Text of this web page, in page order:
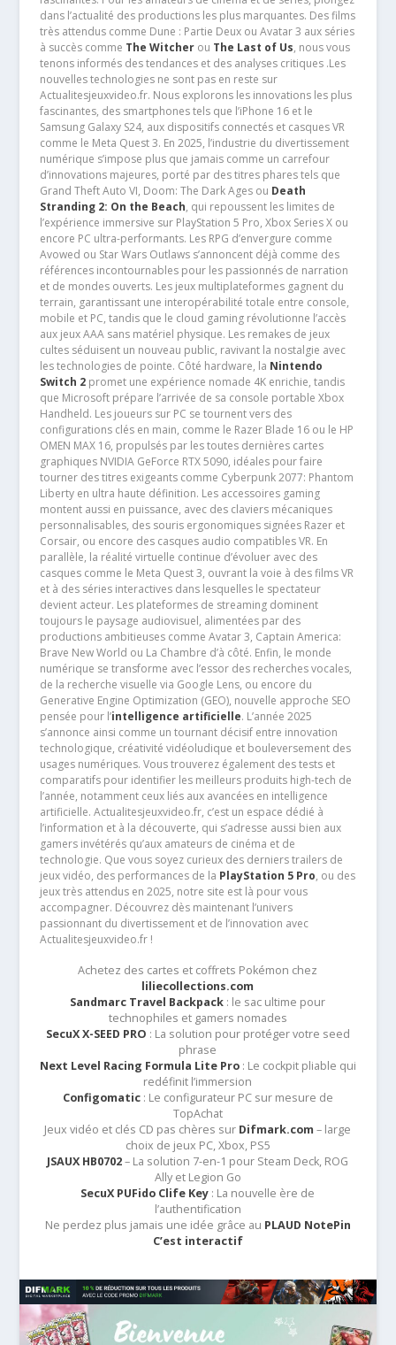
dans l’actualité des productions les plus marquantes. Des films
très attendus comme Dune : Partie Deux ou Avatar 3 aux séries
à succès comme The Witcherou The Last of Us, nous vous
tenons informés des tendances et des analyses critiques .Les
nouvelles technologies ne sont pas en reste sur
Actualitesjeuxvideo.fr. Nous explorons les innovations les plus
fascinantes, des smartphones tels que l’iPhone 16 et le
Samsung Galaxy S24, aux dispositifs connectés et casques VR
comme le Meta Quest 3. En 2025, l’industrie du divertissement
numérique s’impose plus que jamais comme un carrefour
d’innovations majeures, porté par des titres phares tels que
Grand Theft Auto VI, Doom: The Dark Ages ou Death
Stranding 2: On the Beach, qui repoussent les limites de
l’expérience immersive sur PlayStation 5 Pro, Xbox Series X ou
encore PC ultra-performants. Les RPG d’envergure comme
Avowed ou Star Wars Outlaws s’annoncent déjà comme des
références incontournables pour les passionnés de narration
et de mondes ouverts. Les jeux multiplateformes gagnent du
terrain, garantissant une interopérabilité totale entre console,
mobile et PC, tandis que le cloud gaming révolutionne l’accès
aux jeux AAA sans matériel physique. Les remakes de jeux
cultes séduisent un nouveau public, ravivant la nostalgie avec
les technologies de pointe. Côté hardware, la Nintendo
Switch 2promet une expérience nomade 4K enrichie, tandis
que Microsoft prépare l’arrivée de sa console portable Xbox
Handheld. Les joueurs sur PC se tournent vers des
configurations clés en main, comme le Razer Blade 16 ou le HP
OMEN MAX 16, propulsés par les toutes dernières cartes
graphiques NVIDIA GeForce RTX 5090, idéales pour faire
tourner des titres exigeants comme Cyberpunk 2077: Phantom
Liberty en ultra haute définition. Les accessoires gaming
montent aussi en puissance, avec des claviers mécaniques
personnalisables, des souris ergonomiques signées Razer et
Corsair, ou encore des casques audio compatibles VR. En
parallèle, la réalité virtuelle continue d’évoluer avec des
casques comme le Meta Quest 3, ouvrant la voie à des films VR
et à des séries interactives dans lesquelles le spectateur
devient acteur. Les plateformes de streaming dominent
toujours le paysage audiovisuel, alimentées par des
productions ambitieuses comme Avatar 3, Captain America:
Brave New World ou La Chambre d’à côté. Enfin, le monde
numérique se transforme avec l’essor des recherches vocales,
de la recherche visuelle via Google Lens, ou encore du
Generative Engine Optimization (GEO), nouvelle approche SEO
pensée pour l’intelligence artificielle. L’année 2025
s’annonce ainsi comme un tournant décisif entre innovation
technologique, créativité vidéoludique et bouleversement des
usages numériques. Vous trouverez également des tests et
comparatifs pour identifier les meilleurs produits high-tech de
l’année, notamment ceux liés aux avancées en intelligence
artificielle. Actualitesjeuxvideo.fr, c’est un espace dédié à
l’information et à la découverte, qui s’adresse aussi bien aux
gamers invétérés qu’aux amateurs de cinéma et de
technologie. Que vous soyez curieux des derniers trailers de
jeux vidéo, des performances de la PlayStation 5 Pro, ou des
jeux très attendus en 2025, notre site est là pour vous
accompagner. Découvrez dès maintenant l’univers
passionnant du divertissement et de l’innovation avec
Actualitesjeuxvideo.fr !
Achetez des cartes et coffrets Pokémon chez
liliecollections.com
Sandmarc Travel Backpack : le sac ultime pour
technophiles et gamers nomades
SecuX X-SEED PRO : La solution pour protéger votre seed
phrase
Next Level Racing Formula Lite Pro: Le cockpit pliable qui
redéfinit l’immersion
Configomatic: Le configurateur PC sur mesure de
TopAchat
Jeux vidéo et clés CD pas chères sur Difmark.com – large
choix de jeux PC, Xbox, PS5
JSAUX HB0702– La solution 7-en-1 pour Steam Deck, ROG
Ally et Legion Go
SecuX PUFido Clife Key : La nouvelle ère de
l’authentification
Ne perdez plus jamais une idée grâce au PLAUD NotePin
C’est interactif